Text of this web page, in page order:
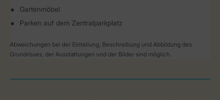
Gartenmöbel
Parken auf dem Zentralparkplatz
Abweichungen bei der Einteilung, Beschreibung und Abbildung des
Grundrisses, der Ausstattungen und der Bilder sind möglich.